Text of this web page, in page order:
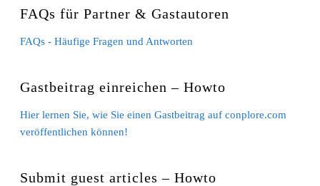
FAQs für Partner & Gastautoren
FAQs - Häufige Fragen und Antworten
Gastbeitrag einreichen – Howto
Hier lernen Sie, wie Sie einen Gastbeitrag auf conplore.com
veröffentlichen können!
Submit guest articles – Howto